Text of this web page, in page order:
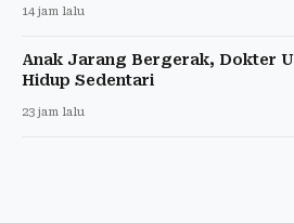
14 jam lalu
Anak Jarang Bergerak, Dokter
Hidup Sedentari
23 jam lalu